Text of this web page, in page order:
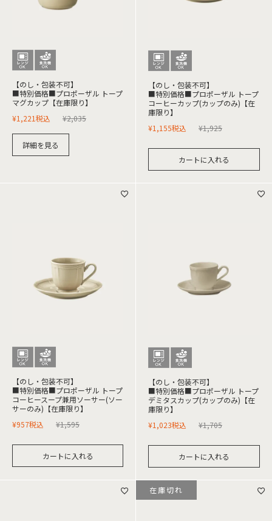
【のし・包装不可】
■特別価格■プロポーザル トープ
マグカップ【在庫限り】
¥2,035
¥1,221税込
詳細を見る
【のし・包装不可】
■特別価格■プロポーザル トープ
コーヒーカップ(カップのみ)【在
庫限り】
¥1,925
¥1,155税込
カートに入れる
【のし・包装不可】
■特別価格■プロポーザル トープ
コーヒースープ兼用ソーサー(ソー
サーのみ)【在庫限り】
¥1,595
¥957税込
カートに入れる
【のし・包装不可】
■特別価格■プロポーザル トープ
デミタスカップ(カップのみ)【在
庫限り】
¥1,705
¥1,023税込
カートに入れる
在庫切れ